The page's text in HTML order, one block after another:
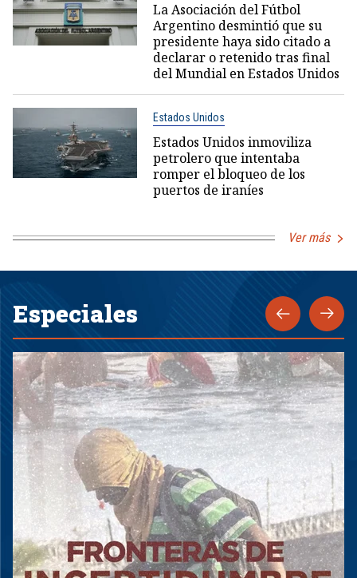
La Asociación del Fútbol
Argentino desmintió que su
presidente haya sido citado a
declarar o retenido tras final
del Mundial en Estados Unidos
Estados Unidos
Estados Unidos inmoviliza
petrolero que intentaba
romper el bloqueo de los
puertos de iraníes
Ver más
Especiales